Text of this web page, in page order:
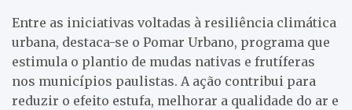
Entre as iniciativas voltadas à resiliência climática
urbana, destaca-se o Pomar Urbano, programa que
estimula o plantio de mudas nativas e frutíferas
nos municípios paulistas. A ação contribui para
reduzir o efeito estufa, melhorar a qualidade do ar e